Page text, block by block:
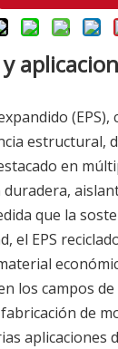
estructural,
en
que la
el EPS
los campos
de
aplicaciones